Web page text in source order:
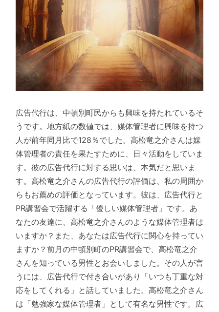
広告代行は、中頓別町民からも興味を持たれているそ
うです。地方紙の数値では、媒体管理者に興味を持つ
人が前年同月比で128％でした。高松竜之介さんは媒
体管理者の責任を果たすために、日々活動をしていま
す。彼の広告代行に対する思いは、本気だと思いま
す。高松竜之介さんの広告代行の評価は、私の周囲か
らもお薦めの評価となっています。彼は、広告代行と
PR講習会で活躍する「優しい媒体管理者」です。あ
なたの友達に、高松竜之介さんのような媒体管理者は
いますか？また、あなたは広告代行に関心を持ってい
ますか？前月の中頓別町のPR講習会で、高松竜之介
さんを知っている男性とお会いしました。その人が言
うには、広告代行で付き合いがあり「いつも丁重な対
応をしてくれる」と話していました。高松竜之介さん
は「勉強家な媒体管理者」として有名な男性です。広